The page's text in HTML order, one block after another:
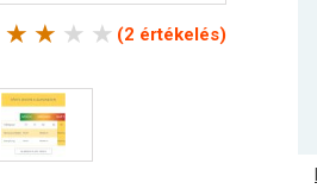
(2 értékelés)